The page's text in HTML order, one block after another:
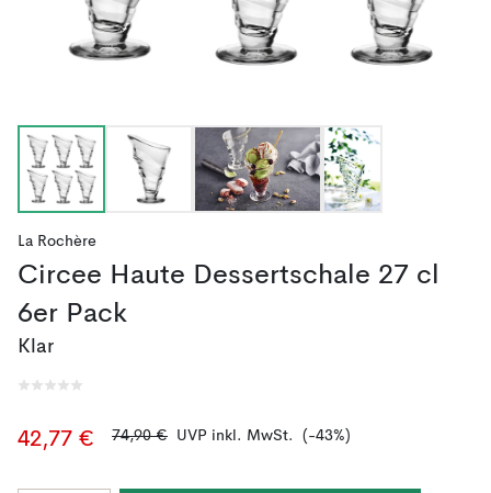
La Rochère
Circee Haute Dessertschale 27 cl
6er Pack
Klar
42,77 € 74,90 € UVP inkl. MwSt. (-43%)